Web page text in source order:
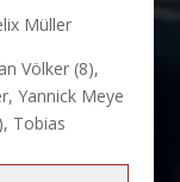
Müller
Völker (8),
Yannick Meye
Tobias